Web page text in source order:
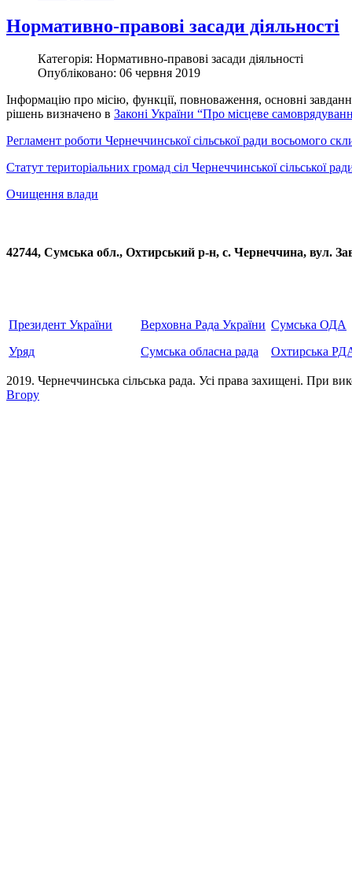
Нормативно-правові засади діяльності
Категорія: Нормативно-правові засади діяльності
Опубліковано: 06 червня 2019
Інформацію про місію, функції, повноваження, основні
рішень визначено в Законі України “Про місцеве
Регламент роботи Чернеччинської сільської ради восьомого
Статут територіальних громад сіл Чернеччинської сільської
Очищення влади
42744, Сумська обл., Охтирський р-н, с. Чернеччина,
Президент України
Уряд
Верховна Рада України
Сумська обласна рада
Сумська ОДА
Охтирська
2019. Чернеччинська сільська рада. Усi права захищенi. При
Вгору